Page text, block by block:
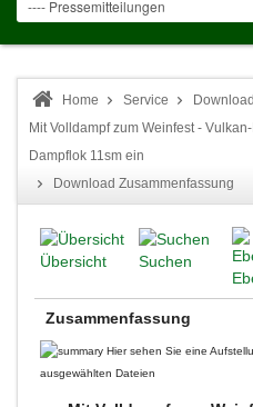
Home Service
Mit Volldampf zum Weinfest -
Dampflok 11sm ein
Download Zusammenfassung
Übersicht
Suchen
Zusammenfassung
Hier sehen Sie eine
ausgewählten Dateien